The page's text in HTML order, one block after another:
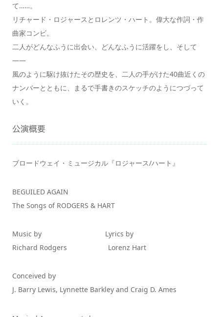
て……。
リチャード・ロジャースとロレンツ・ハート。偉大な作詞・作
曲家コンビ。
二人がどんなふうに出会い、どんなふうに活躍をし、そして
――
風のように駆け抜けたその歴史を、二人の手がけた40曲近くの
ナンバーとともに、まるで手書きのスケッチのようにつづって
いく。
公演概要
ブロードウェイ・ミュージカル『ロジャース/ハート』
BEGUILED AGAIN
The Songs of RODGERS & HART
Music by Lyrics by
Richard Rodgers Lorenz Hart
Conceived by
J. Barry Lewis, Lynnette Barkley and Craig D. Ames